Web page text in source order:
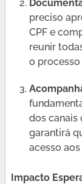
preciso
CPF e
reunir
o
dos canais
garantirá
acesso
Impacto